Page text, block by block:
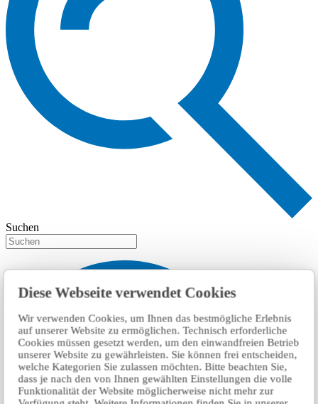
Diese Webseite verwendet Cookies
Wir verwenden Cookies, um Ihnen das bestmögliche Erlebnis
auf unserer Website zu ermöglichen. Technisch erforderliche
Cookies müssen gesetzt werden, um den einwandfreien Betrieb
unserer Website zu gewährleisten. Sie können frei entscheiden,
welche Kategorien Sie zulassen möchten. Bitte beachten Sie,
dass je nach den von Ihnen gewählten Einstellungen die volle
Funktionalität der Website möglicherweise nicht mehr zur
Suchen